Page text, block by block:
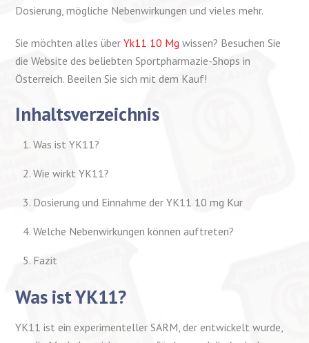
Dosierung, mögliche Nebenwirkungen und vieles mehr.
Sie möchten alles überYk11 10 Mg wissen? Besuchen Sie
die Website des beliebten Sportpharmazie-Shops in
Österreich. Beeilen Sie sich mit dem Kauf!
Inhaltsverzeichnis
Was ist YK11?
Wie wirkt YK11?
Dosierung und Einnahme der YK11 10 mg Kur
Welche Nebenwirkungen können auftreten?
Fazit
Was ist YK11?
YK11 ist ein experimenteller SARM, der entwickelt wurde,